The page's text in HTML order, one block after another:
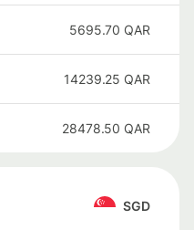
5695.70 QAR
14239.25 QAR
28478.50 QAR
SGD